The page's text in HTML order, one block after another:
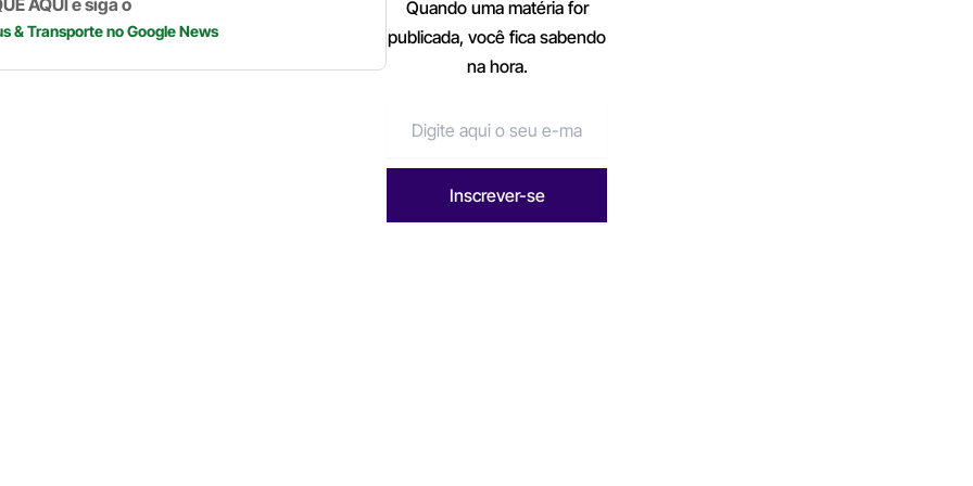
p
& Transporteno Google News
Quando uma matéria for
publicada, você fica sabendo
na hora.
Inscrever-se